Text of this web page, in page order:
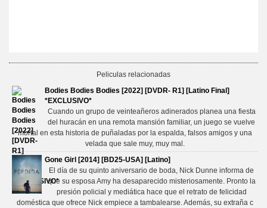
Peliculas relacionadas
Bodies Bodies Bodies [2022] [DVDR- R1] [Latino Final]
*EXCLUSIVO*
Cuando un grupo de veinteañeros adinerados planea una fiesta
del huracán en una remota mansión familiar, un juego se vuelve
mortal en esta historia de puñaladas por la espalda, falsos amigos y una
velada que sale muy, muy mal.
Gone Girl [2014] [BD25-USA] [Latino]
El día de su quinto aniversario de boda, Nick Dunne informa de
que su esposa Amy ha desaparecido misteriosamente. Pronto la
presión policial y mediática hace que el retrato de felicidad
doméstica que ofrece Nick empiece a tambalearse. Además, su extraña c